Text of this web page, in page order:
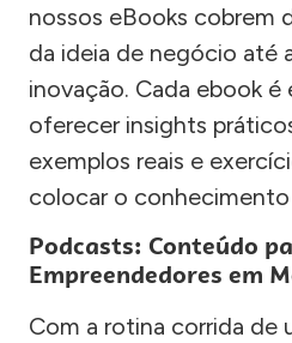
nossos eBooks cobrem
da ideia de negócio até
inovação. Cada ebook é
oferecer insights
exemplos reais e
colocar o
Podcasts: Conteúdo
Empreendedores em
Com a rotina corrida de